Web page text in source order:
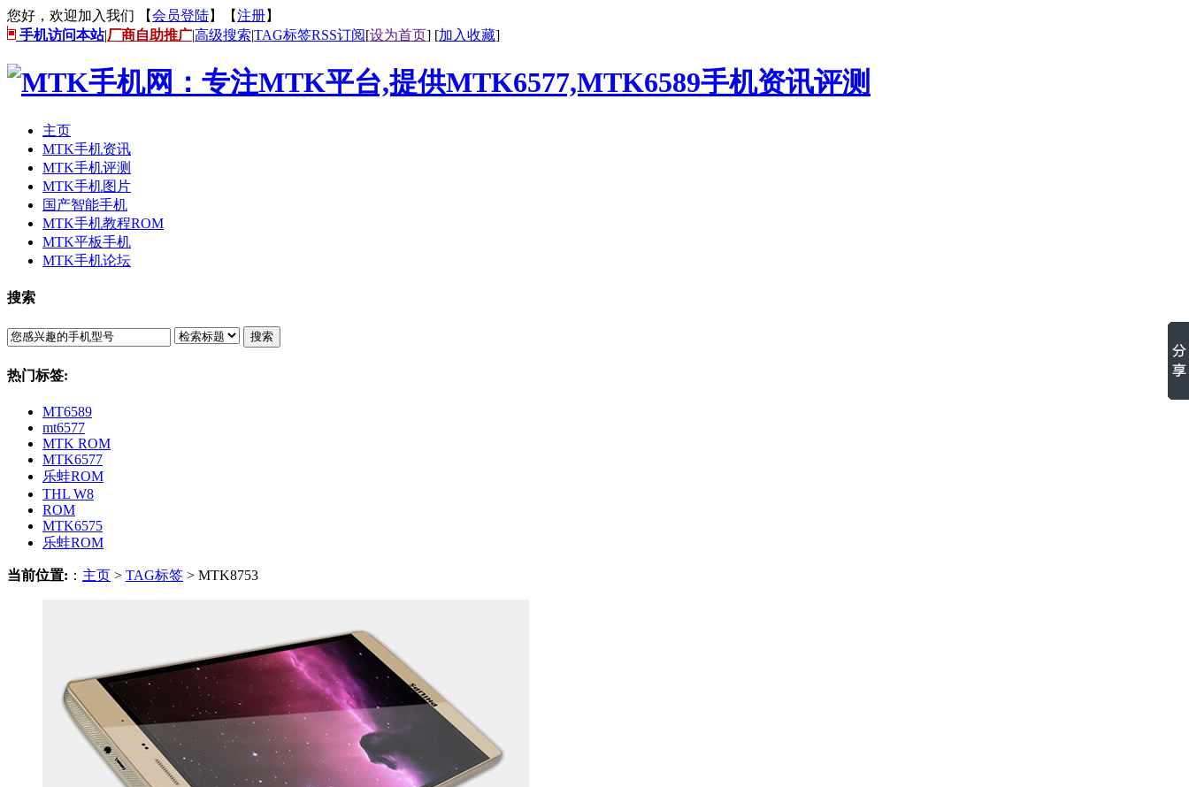
您好，欢迎加入我们 【会员登陆】【注册】
手机访问本站|厂商自助推广|高级搜索|TAG标签RSS订阅[设为首页] [加入收藏]
主页
MTK手机资讯
MTK手机评测
MTK手机图片
国产智能手机
MTK手机教程ROM
MTK平板手机
MTK手机论坛
搜索
搜索
热门标签:
MT6589
mt6577
MTK ROM
MTK6577
乐蛙ROM
THL W8
ROM
MTK6575
乐蛙ROM
当前位置: ： 主页 > TAG标签 > MTK8753